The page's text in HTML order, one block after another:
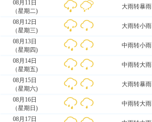
08月11日
（星期二)
大雨转暴雨
08月12日
（星期三)
大雨转小雨
08月13日
（星期四)
中雨转小雨
08月14日
（星期五)
中雨转大雨
08月15日
（星期六)
大雨转暴雨
08月16日
（星期日)
中雨转大雨
08月17日